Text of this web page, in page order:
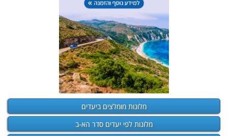
מלונות מומלצים ביעדים
מלונות לפי יעדים סדר הא-ב